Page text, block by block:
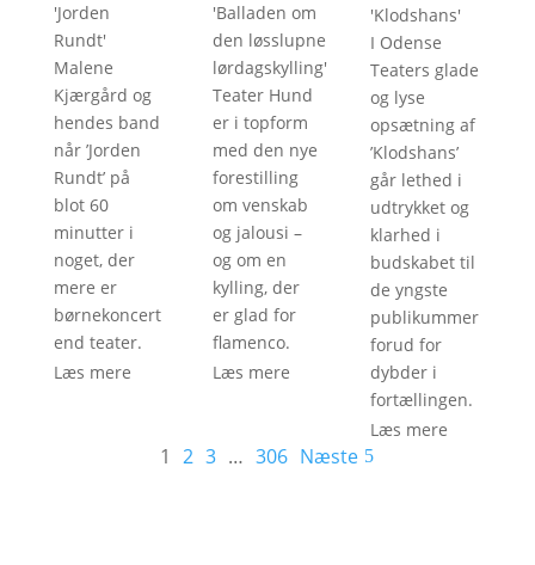
'Jorden
Rundt'
Malene
Kjærgård og
hendes band
når ’Jorden
Rundt’ på
blot 60
minutter i
noget, der
mere er
børnekoncert
end teater.
Læs mere
'Balladen om
den løsslupne
lørdagskylling'
Teater Hund
er i topform
med den nye
forestilling
om venskab
og jalousi –
og om en
kylling, der
er glad for
flamenco.
Læs mere
'Klodshans'
I Odense
Teaters glade
og lyse
opsætning af
’Klodshans’
går lethed i
udtrykket og
klarhed i
budskabet til
de yngste
publikummer
forud for
dybder i
fortællingen.
Læs mere
1 2 3 … 306 Næste